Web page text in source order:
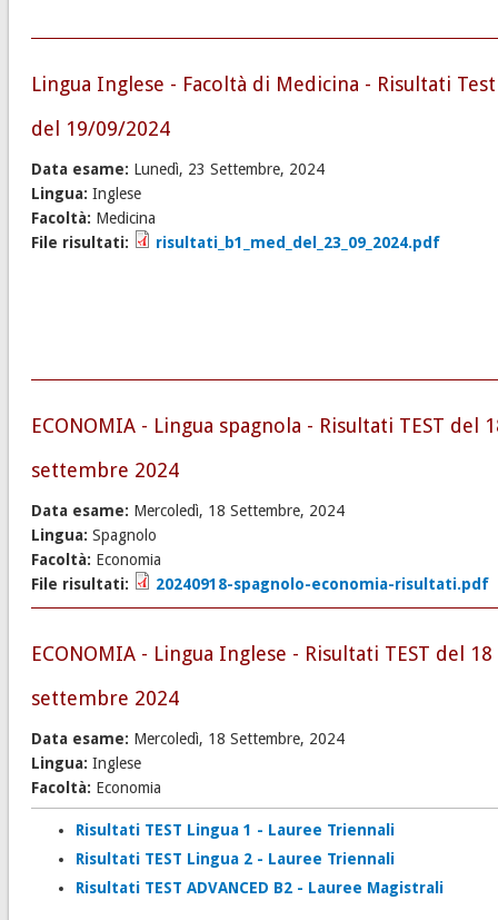
Lingua Inglese - Facoltà di Medicina - Risultati Test
del 19/09/2024
Data esame: Lunedì, 23 Settembre, 2024
Lingua: Inglese
Facoltà: Medicina
File risultati:
risultati_b1_med_del_23_09_2024.pdf
ECONOMIA - Lingua spagnola - Risultati TEST del
settembre 2024
Data esame: Mercoledì, 18 Settembre, 2024
Lingua: Spagnolo
Facoltà: Economia
File risultati:
20240918-spagnolo-economia-risultati.pdf
ECONOMIA - Lingua Inglese - Risultati TEST del 18
settembre 2024
Data esame: Mercoledì, 18 Settembre, 2024
Lingua: Inglese
Facoltà: Economia
Risultati TEST Lingua 1 - Lauree Triennali
Risultati TEST Lingua 2 - Lauree Triennali
Risultati TEST ADVANCED B2 - Lauree Magistrali